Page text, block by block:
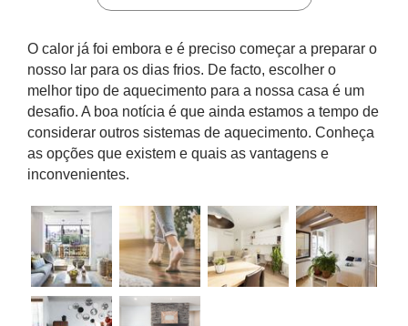
O calor já foi embora e é preciso começar a preparar o
nosso lar para os dias frios. De facto, escolher o
melhor tipo de aquecimento para a nossa casa é um
desafio. A boa notícia é que ainda estamos a tempo de
considerar outros sistemas de aquecimento. Conheça
as opções que existem e quais as vantagens e
inconvenientes.